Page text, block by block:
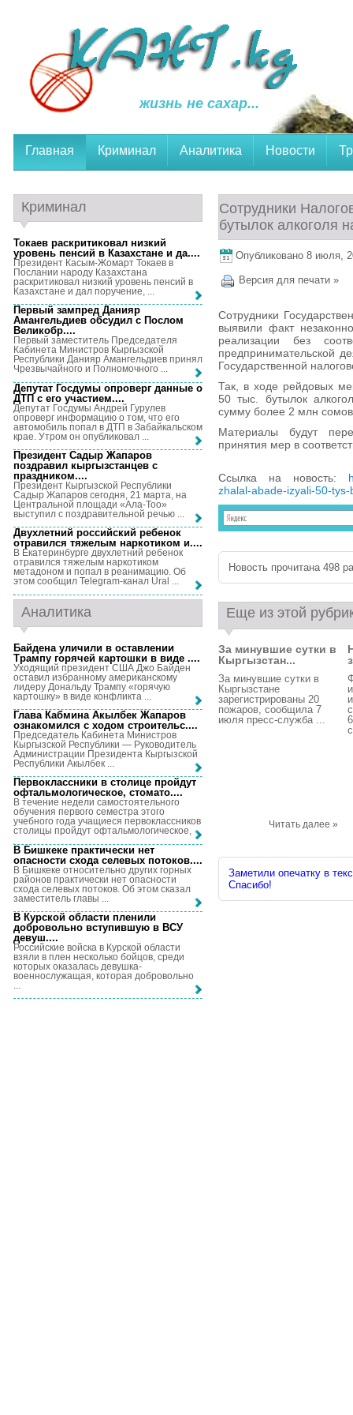
жизнь не сахар...
Главная Криминал Аналитика Новости
Сотрудники
бутылок алкоголя
Опубликовано 8 июля,
Версия для печати »
Сотрудники
выявили факт
реализации без
предпринимательской
Государственной
Так, в ходе рейдовых
50 тыс. бутылок
сумму более 2 млн
Материалы будут
принятия мер в
Ссылка на новость:
zhalal-abade-izyali-50-
Новость прочитана 498
Еще из этой
За минувшие сутки в
Кыргызстан...
За минувшие сутки в
Кыргызстане
зарегистрированы 20
пожаров, сообщила 7
июля пресс-служба ...
Читать далее »
Заметили опечатку в
Спасибо!
Криминал
Токаев раскритиковал низкий
уровень пенсий в Казахстане и да....
Президент Касым-Жомарт Токаев в
Послании народу Казахстана
раскритиковал низкий уровень пенсий в
Казахстане и дал поручение, ...
Первый зампред Данияр
Амангельдиев обсудил с Послом
Великобр....
Первый заместитель Председателя
Кабинета Министров Кыргызской
Республики Данияр Амангельдиев принял
Чрезвычайного и Полномочного ...
Депутат Госдумы опроверг данные о
ДТП с его участием....
Депутат Госдумы Андрей Гурулев
опроверг информацию о том, что его
автомобиль попал в ДТП в Забайкальском
крае. Утром он опубликовал ...
Президент Садыр Жапаров
поздравил кыргызстанцев с
праздником....
Президент Кыргызской Республики
Садыр Жапаров сегодня, 21 марта, на
Центральной площади «Ала-Тоо»
выступил с поздравительной речью ...
Двухлетний российский ребенок
отравился тяжелым наркотиком и....
В Екатеринбурге двухлетний ребенок
отравился тяжелым наркотиком
метадоном и попал в реанимацию. Об
этом сообщил Telegram-канал Ural ...
Аналитика
Байдена уличили в оставлении
Трампу горячей картошки в виде ....
Уходящий президент США Джо Байден
оставил избранному американскому
лидеру Дональду Трампу «горячую
картошку» в виде конфликта ...
Глава Кабмина Акылбек Жапаров
ознакомился с ходом строительс....
Председатель Кабинета Министров
Кыргызской Республики — Руководитель
Администрации Президента Кыргызской
Республики Акылбек ...
Первоклассники в столице пройдут
офтальмологическое, стомато....
В течение недели самостоятельного
обучения первого семестра этого
учебного года учащиеся первоклассников
столицы пройдут офтальмологическое, ...
В Бишкеке практически нет
опасности схода селевых потоков....
В Бишкеке относительно других горных
районов практически нет опасности
схода селевых потоков. Об этом сказал
заместитель главы ...
В Курской области пленили
добровольно вступившую в ВСУ
девуш....
Российские войска в Курской области
взяли в плен несколько бойцов, среди
которых оказалась девушка-
военнослужащая, которая добровольно
...